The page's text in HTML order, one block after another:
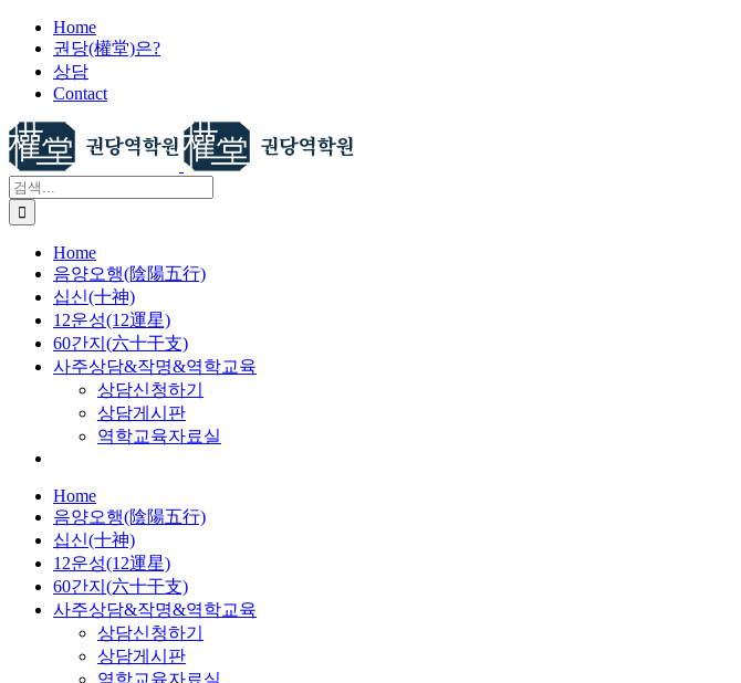
건
너
뛰
기
Home
권당(權堂)은?
상담
Contact
검
색:
Home
음양오행(陰陽五行)
십신(十神)
12운성(12運星)
60간지(六十干支)
사주상담&작명&역학교육
상담신청하기
상담게시판
역학교육자료실
Home
음양오행(陰陽五行)
십신(十神)
12운성(12運星)
60간지(六十干支)
사주상담&작명&역학교육
상담신청하기
상담게시판
역학교육자료실